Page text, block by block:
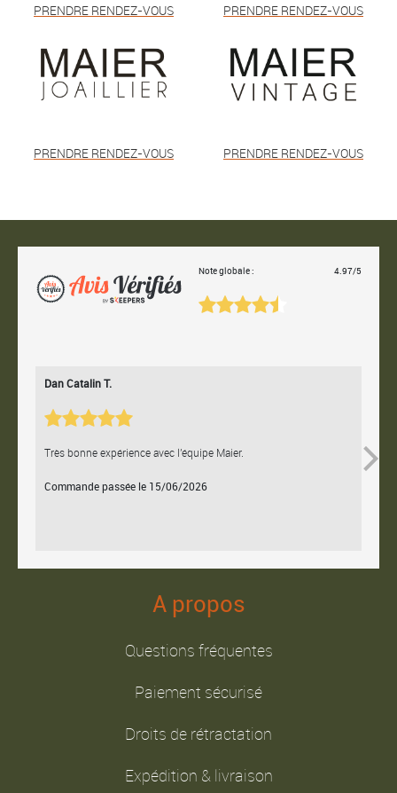
PRENDRE RENDEZ-VOUS PRENDRE RENDEZ-VOUS
PRENDRE RENDEZ-VOUS PRENDRE RENDEZ-VOUS
Note globale : 4.97/5
Dan Catalin T.
Très bonne expérience avec l'équipe Maier.
Commande passée le 15/06/2026
A propos
Questions fréquentes
Paiement sécurisé
Droits de rétractation
Expédition & livraison